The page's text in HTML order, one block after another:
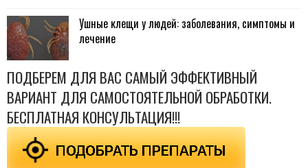
Ушные клещи у людей: заболевания, симптомы и
лечение
ПОДБЕРЕМ ДЛЯ ВАС САМЫЙ ЭФФЕКТИВНЫЙ
ВАРИАНТ ДЛЯ САМОСТОЯТЕЛЬНОЙ ОБРАБОТКИ.
БЕСПЛАТНАЯ КОНСУЛЬТАЦИЯ!!!